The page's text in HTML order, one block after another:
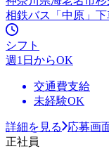
相鉄バス「中原」
シフト
週1日からOK
交通費支給
未経験OK
詳細を見る
応募画
正社員